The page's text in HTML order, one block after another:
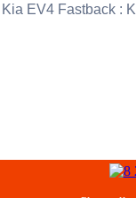
Kia EV4 Fastback :